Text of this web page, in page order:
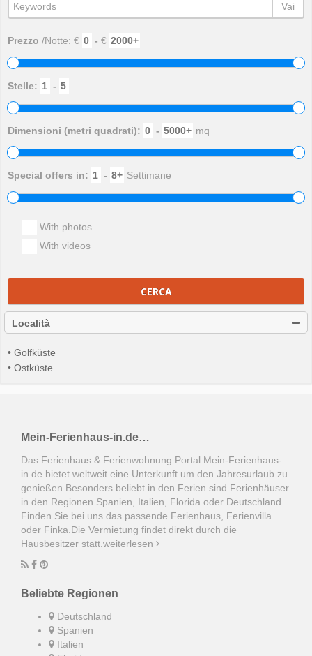
Vai
Prezzo /Notte: € - €
Stelle: -
Dimensioni (metri quadrati): - mq
Special offers in: - Settimane
With photos
With videos
CERCA
Località
• Golfküste
• Ostküste
Mein-Ferienhaus-in.de…
Das Ferienhaus & Ferienwohnung Portal Mein-Ferienhaus-
in.de bietet weltweit eine Unterkunft um den Jahresurlaub zu
genießen.Besonders beliebt in den Ferien sind Ferienhäuser
in den Regionen Spanien, Italien, Florida oder Deutschland.
Finden Sie bei uns das passende Ferienhaus, Ferienvilla
oder Finka.Die Vermietung findet direkt durch die
Hausbesitzer statt. weiterlesen
Beliebte Regionen
Deutschland
Spanien
Italien